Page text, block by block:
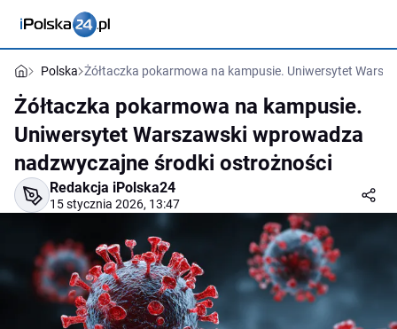
Polska Żółtaczka pokarmowa na kampusie. Uniwersytet
Żółtaczka pokarmowa na kampusie.
Uniwersytet Warszawski wprowadza
nadzwyczajne środki ostrożności
Redakcja iPolska24
15 stycznia 2026, 13:47